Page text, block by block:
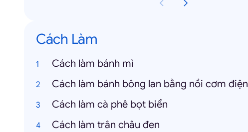
Cách Làm
Cách làm bánh mì
Cách làm bánh bông lan bằng nồi cơm điện
Cách làm cà phê bọt biển
Cách làm trân châu đen